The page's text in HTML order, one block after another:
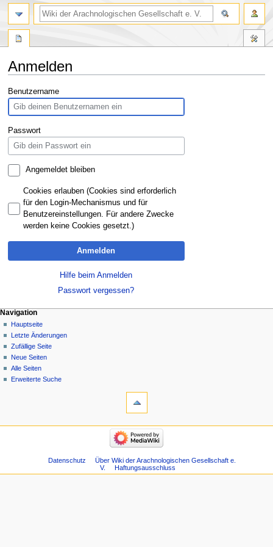
Anmelden
Zur
Navigation
springen
Zur
Suche
springen
Benutzername
Passwort
Angemeldet bleiben
Cookies erlauben (Cookies sind erforderlich
für den Login-Mechanismus und für
Benutzereinstellungen. Für andere Zwecke
werden keine Cookies gesetzt.)
Anmelden
Hilfe beim Anmelden
Passwort vergessen?
Navigation
Hauptseite
Letzte Änderungen
Zufällige Seite
Neue Seiten
Alle Seiten
Erweiterte Suche
Datenschutz
Über Wiki der Arachnologischen Gesellschaft e.
V.
Haftungsausschluss